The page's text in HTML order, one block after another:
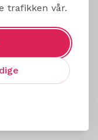
trafikken vår.